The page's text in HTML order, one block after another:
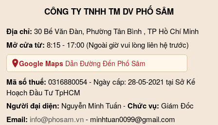
Cách bảo quản
- Tránh để caolinh chitiếp xúc trực tiếp với nắng mặt trời.
CÔNG TY TNHH TM DV PHỐ SÂM
Địa chỉ: 30 Bế Văn Đàn, Phường Tân Bình , TP Hồ Chí Minh
Mở cửa từ:8:15 - 17:00 (Ngoài giờ vui lòng liên hệ trước)
Google Maps Dẫn Đường Đến Phố Sâm
Mã số thuế: 0316880054 - Ngày cấp: 28-05-2021 tại Sở Kế
Hoạch Đầu Tư TpHCM
Người đại diện: Nguyễn Minh Tuấn -Chức vụ: Giám Đốc
Email: info@phosam.vn- minhtuan0099@gmail.com